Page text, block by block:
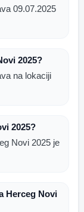
09.07.2025
2025?
na lokaciji
2025?
Novi 2025 je
Herceg Novi